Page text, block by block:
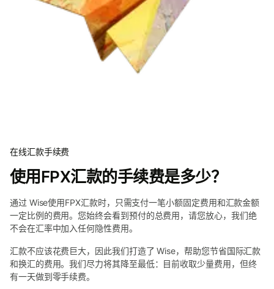
在线汇款手续费
使用FPX汇款的手续费是多少？
通过 Wise使用FPX汇款时，只需支付一笔小额固定费用和汇款金额
一定比例的费用。您始终会看到预付的总费用，请您放心，我们绝
不会在汇率中加入任何隐性费用。
汇款不应该花费巨大，因此我们打造了 Wise，帮助您节省国际汇款
和换汇的费用。我们尽力将其降至最低：目前收取少量费用，但终
有一天做到零手续费。